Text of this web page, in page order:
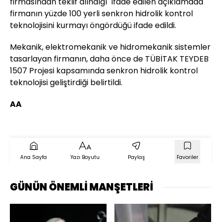
firmanın yüzde 100 yerli senkron hidrolik kontrol
teknolojisini kurmayı öngördüğü ifade edildi.
Mekanik, elektromekanik ve hidromekanik sistemler
tasarlayan firmanın, daha önce de TÜBİTAK TEYDEB
1507 Projesi kapsamında senkron hidrolik kontrol
teknolojisi geliştirdiği belirtildi.
AA
Ana Sayfa Yazı Boyutu Paylaş Favoriler
GÜNÜN ÖNEMLİ MANŞETLERİ